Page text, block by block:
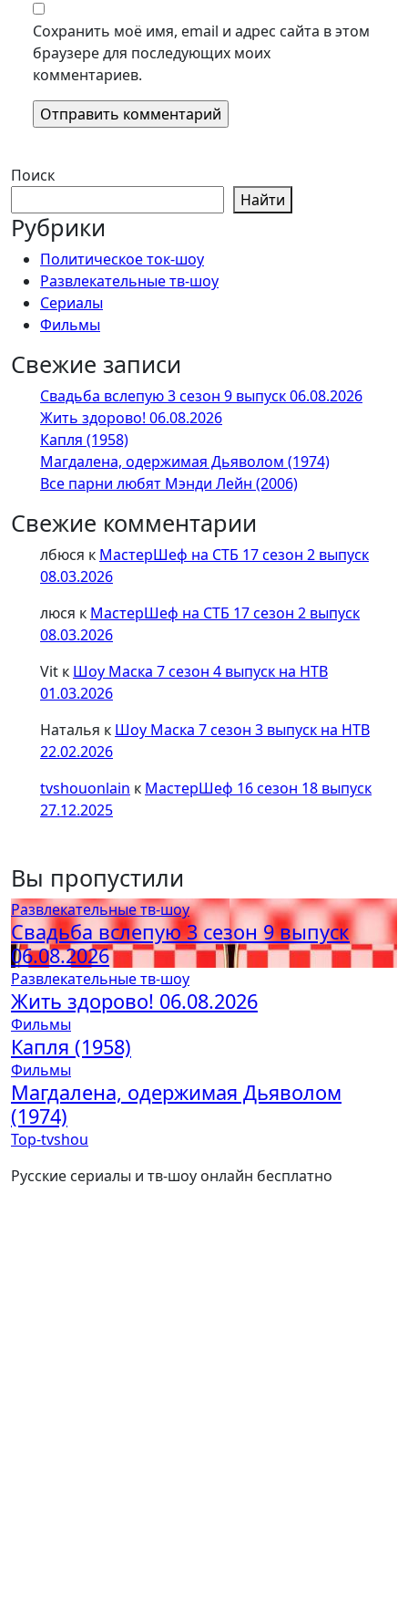
Сохранить моё имя, email и адрес сайта в этом
браузере для последующих моих
комментариев.
Поиск
Найти
Рубрики
Политическое ток-шоу
Развлекательные тв-шоу
Сериалы
Фильмы
Свежие записи
Свадьба вслепую 3 сезон 9 выпуск 06.08.2026
Жить здорово! 06.08.2026
Капля (1958)
Магдалена, одержимая Дьяволом (1974)
Все парни любят Мэнди Лейн (2006)
Свежие комментарии
лбюся к МастерШеф на СТБ 17 сезон 2 выпуск
08.03.2026
люся к МастерШеф на СТБ 17 сезон 2 выпуск
08.03.2026
Vit к Шоу Маска 7 сезон 4 выпуск на НТВ
01.03.2026
Наталья к Шоу Маска 7 сезон 3 выпуск на НТВ
22.02.2026
tvshouonlain к МастерШеф 16 сезон 18 выпуск
27.12.2025
Вы пропустили
Развлекательные тв-шоу
Свадьба вслепую 3 сезон 9 выпуск
06.08.2026
Развлекательные тв-шоу
Жить здорово! 06.08.2026
Фильмы
Капля (1958)
Фильмы
Магдалена, одержимая Дьяволом
(1974)
Top-tvshou
Русские сериалы и тв-шоу онлайн бесплатно